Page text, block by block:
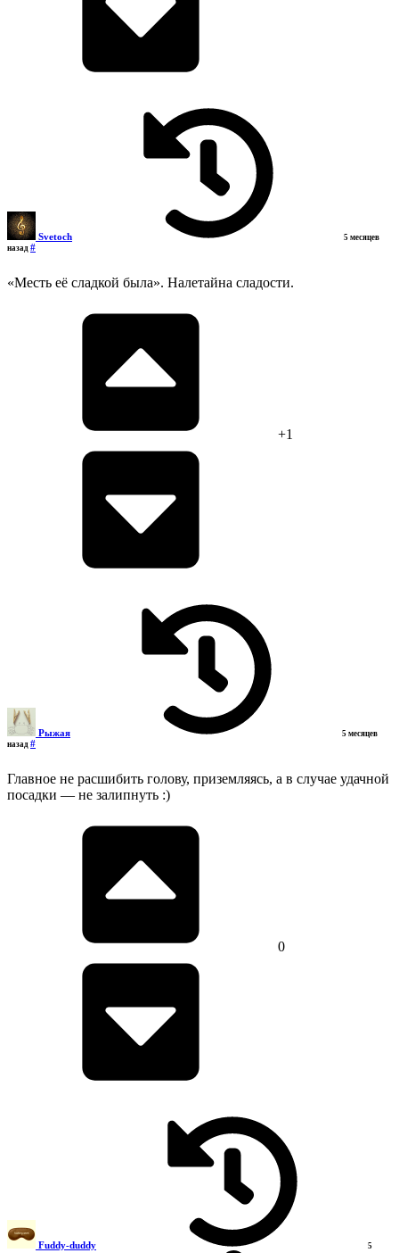
Svetoch
5 месяцев
назад #
«Месть её сладкой была». Налетайна сладости.
+1
Рыжая
5 месяцев
назад #
Главное не расшибить голову, приземляясь, а в случае удачной
посадки — не залипнуть :)
0
Fuddy-duddy 5